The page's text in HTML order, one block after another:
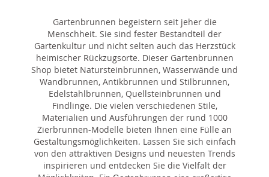
Gartenbrunnen begeistern seit jeher die
Menschheit. Sie sind fester Bestandteil der
Gartenkultur und nicht selten auch das Herzstück
heimischer Rückzugsorte. Dieser Gartenbrunnen
Shop bietet Natursteinbrunnen, Wasserwände und
Wandbrunnen, Antikbrunnen und Stilbrunnen,
Edelstahlbrunnen, Quellsteinbrunnen und
Findlinge. Die vielen verschiedenen Stile,
Materialien und Ausführungen der rund 1000
Zierbrunnen-Modelle bieten Ihnen eine Fülle an
Gestaltungsmöglichkeiten. Lassen Sie sich einfach
von den attraktiven Designs und neuesten Trends
inspirieren und entdecken Sie die Vielfalt der